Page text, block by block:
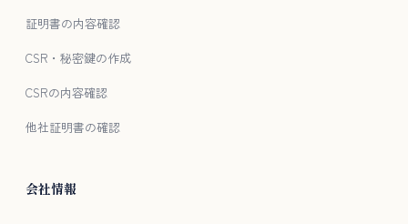
証明書の内容確認
CSR・秘密鍵の作成
CSRの内容確認
他社証明書の確認
会社情報